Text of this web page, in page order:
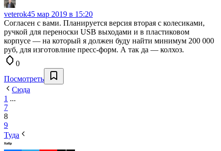
veterok45 мар 2019 в 15:20
Согласен с вами. Планируется версия вторая с колесиками,
ручкой для переноски USB выходами и в пластиковом
корпусе — на который я должен буду найти минимум 200 000
руб, для изготовлние пресс-форм. А так да — колхоз.
0
Посмотреть
Сюда
1 ...
7
8
9
Туда